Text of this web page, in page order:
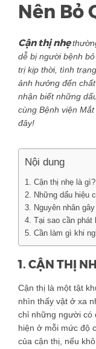
Nên Bỏ
Cận thị nhẹ
dễ bị người bệnh
trị kịp thời, tình
ảnh hưởng đến
nhận biết những
cùng Bệnh viện
đây!
Nội dung
1. Cận thị nhẹ là gì?
2. Những dấu hiệu
3. Nguyên nhân
4. Tại sao cần phát
5. Cần làm gì khi
1. CẬN THỊ
Cận thị là một tật
nhìn thấy vật ở xa
chỉ những người có
hiện ở mỗi mức độ
của cận thị, nếu